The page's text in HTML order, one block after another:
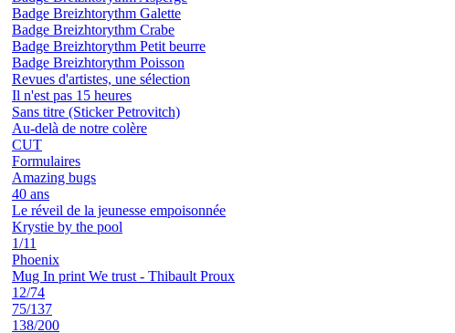
Badge Breizhtorythm Galette
Badge Breizhtorythm Crabe
Badge Breizhtorythm Petit beurre
Badge Breizhtorythm Poisson
Revues d'artistes, une sélection
Il n'est pas 15 heures
Sans titre (Sticker Petrovitch)
Au-delà de notre colère
CUT
Formulaires
Amazing bugs
40 ans
Le réveil de la jeunesse empoisonnée
Krystie by the pool
1/11
Phoenix
Mug In print We trust - Thibault Proux
12/74
75/137
138/200